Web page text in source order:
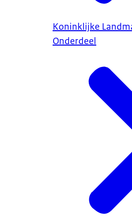
Koninklijke
Onderdeel